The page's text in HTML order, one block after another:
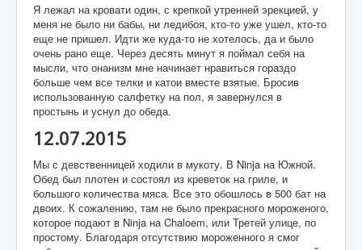
Я лежал на кровати один, с крепкой утренней эрекцией, у
меня не было ни бабы, ни ледибоя, кто-то уже ушел, кто-то
еще не пришел. Идти же куда-то не хотелось, да и было
очень рано еще. Через десять минут я поймал себя на
мысли, что онанизм мне начинает нравиться гораздо
больше чем все телки и катои вместе взятые. Бросив
использованную салфетку на пол, я завернулся в
простынь и уснул до обеда.
12.07.2015
Мы с девственницей ходили в мукоту. В Ninja на Южной.
Обед был плотен и состоял из креветок на гриле, и
большого количества мяса. Все это обошлось в 500 бат на
двоих. К сожалению, там не было прекрасного мороженого,
которое подают в Ninja на Chaloem, или Третей улице, по
простому. Благодаря отсутствию мороженного я смог